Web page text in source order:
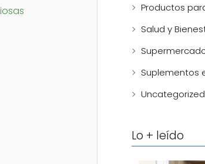
Productos
Salud y
Suplementos
Uncategorized
Lo + leído